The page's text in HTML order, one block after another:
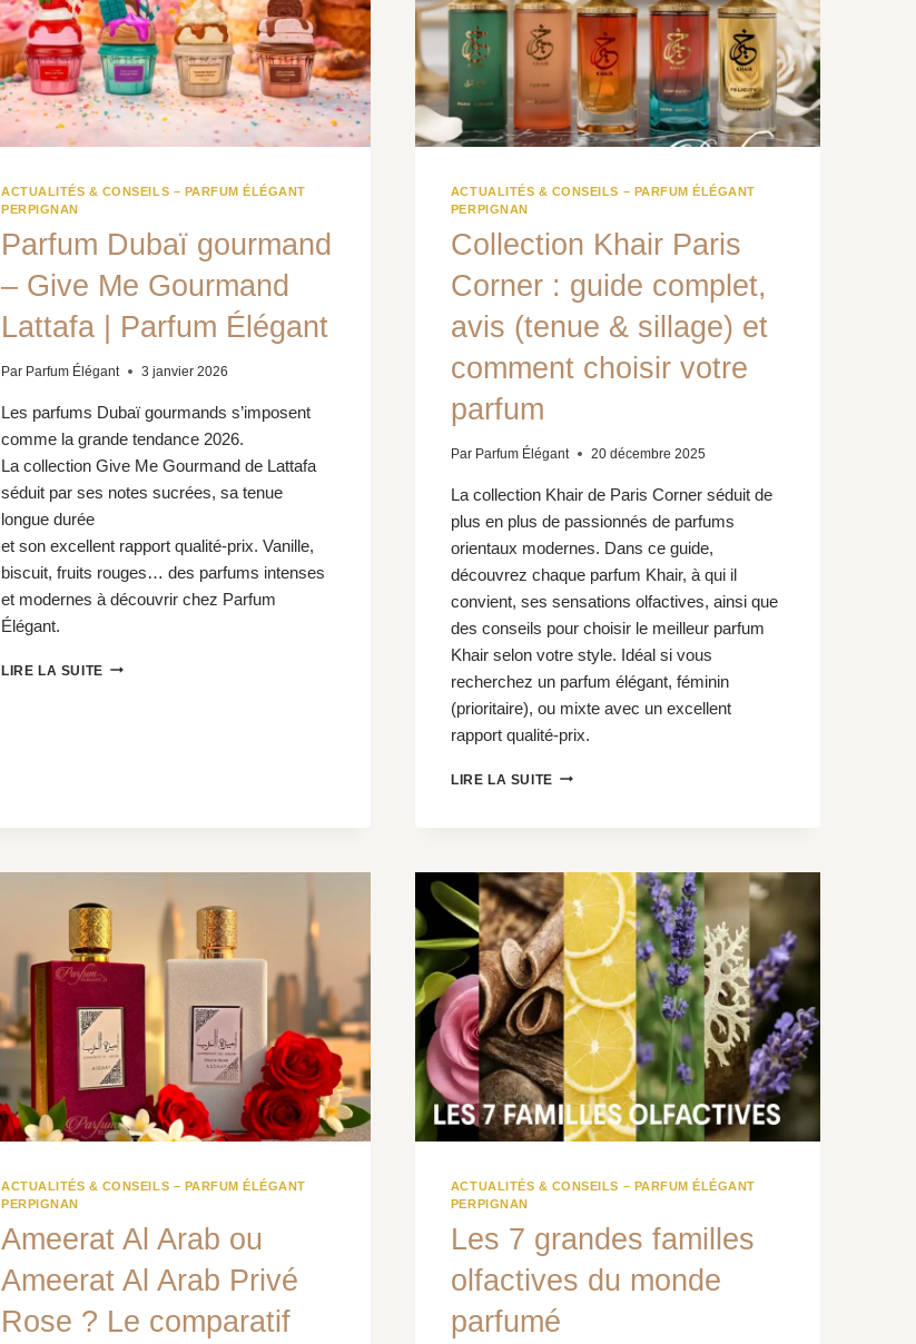
2026
ACTUALITÉS & CONSEILS – PARFUM ÉLÉGANT
PERPIGNAN
Parfum Dubaï gourmand
– Give Me Gourmand
Lattafa | Parfum Élégant
Par Parfum Élégant 3 janvier 2026
Les parfums Dubaï gourmands s’imposent
comme la grande tendance 2026.
La collection Give Me Gourmand de Lattafa
séduit par ses notes sucrées, sa tenue
longue durée
et son excellent rapport qualité-prix. Vanille,
biscuit, fruits rouges… des parfums intenses
et modernes à découvrir chez Parfum
Élégant.
LIRE LA SUITEPARFUM
ÉLÉGANT
ACTUALITÉS & CONSEILS – PARFUM ÉLÉGANT
PERPIGNAN
Collection Khair Paris
Corner : guide complet,
avis (tenue & sillage) et
comment choisir votre
parfum
Par Parfum Élégant 20 décembre 2025
La collection Khair de Paris Corner séduit de
plus en plus de passionnés de parfums
orientaux modernes. Dans ce guide,
découvrez chaque parfum Khair, à qui il
convient, ses sensations olfactives, ainsi que
des conseils pour choisir le meilleur parfum
Khair selon votre style. Idéal si vous
recherchez un parfum élégant, féminin
(prioritaire), ou mixte avec un excellent
rapport qualité-prix.
LIRE LA SUITECOLLECTION
GUIDE
COMPLET,
AVIS
(TENUE
&
SILLAGE)
ET
COMMENT
CHOISIR
VOTRE
PARFUM
ACTUALITÉS & CONSEILS – PARFUM ÉLÉGANT
PERPIGNAN
Ameerat Al Arab ou
Ameerat Al Arab Privé
Rose ? Le comparatif
ACTUALITÉS & CONSEILS – PARFUM ÉLÉGANT
PERPIGNAN
Les 7 grandes familles
olfactives du monde
parfumé